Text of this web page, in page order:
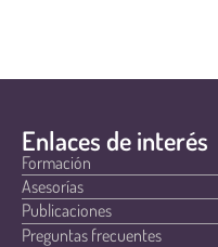
Enlaces de interés
Formación
Asesorías
Publicaciones
Preguntas frecuentes